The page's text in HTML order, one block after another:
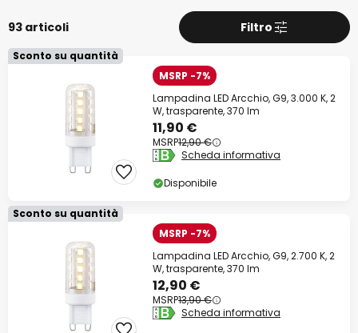
93 articoli Filtro
Sconto su quantità
MSRP -7%
Lampadina LED Arcchio, G9, 3.000 K, 2
W, trasparente, 370 lm
11,90 €
MSRP12,90 €
Scheda informativa
Disponibile
Sconto su quantità
MSRP -7%
Lampadina LED Arcchio, G9, 2.700 K, 2
W, trasparente, 370 lm
12,90 €
MSRP13,90 €
Scheda informativa
Risparmia ora
*Fabbricanti esclusi